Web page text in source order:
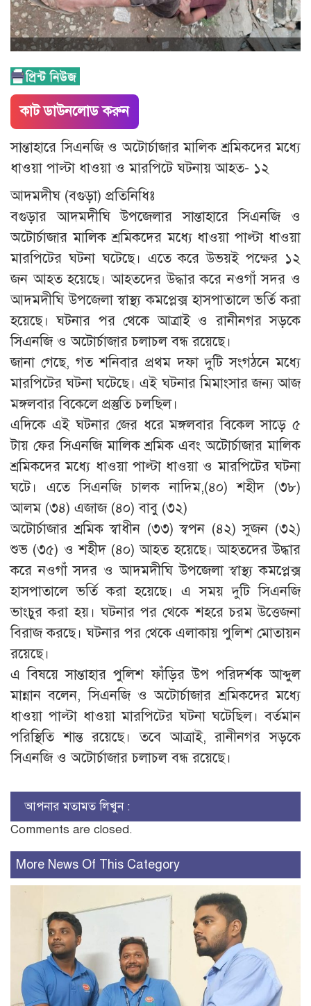
কাট ডাউনলোড করুন
সান্তাহারে সিএনজি ও অটোর্চাজার মালিক শ্রমিকদের মধ্যে
ধাওয়া পাল্টা ধাওয়া ও মারপিটে ঘটনায় আহত- ১২
আদমদীঘ (বগুড়া) প্রতিনিধিঃ
বগুড়ার আদমদীঘি উপজেলার সান্তাহারে সিএনজি ও
অটোর্চাজার মালিক শ্রমিকদের মধ্যে ধাওয়া পাল্টা ধাওয়া
মারপিটের ঘটনা ঘটেছে। এতে করে উভয়ই পক্ষের ১২
জন আহত হয়েছে। আহতদের উদ্ধার করে নওগাঁ সদর ও
আদমদীঘি উপজেলা স্বাস্থ্য কমপ্লেক্স হাসপাতালে ভর্তি করা
হয়েছে। ঘটনার পর থেকে আত্রাই ও রানীনগর সড়কে
সিএনজি ও অটোর্চাজার চলাচল বন্ধ রয়েছে।
জানা গেছে, গত শনিবার প্রথম দফা দুটি সংগঠনে মধ্যে
মারপিটের ঘটনা ঘটেছে। এই ঘটনার মিমাংসার জন্য আজ
মঙ্গলবার বিকেলে প্রস্তুতি চলছিল।
এদিকে এই ঘটনার জের ধরে মঙ্গলবার বিকেল সাড়ে ৫
টায় ফের সিএনজি মালিক শ্রমিক এবং অটোর্চাজার মালিক
শ্রমিকদের মধ্যে ধাওয়া পাল্টা ধাওয়া ও মারপিটের ঘটনা
ঘটে। এতে সিএনজি চালক নাদিম,(৪০) শহীদ (৩৮)
আলম (৩৪) এজাজ (৪০) বাবু (৩২)
অটোর্চাজার শ্রমিক স্বাধীন (৩৩) স্বপন (৪২) সুজন (৩২)
শুভ (৩৫) ও শহীদ (৪০) আহত হয়েছে। আহতদের উদ্ধার
করে নওগাঁ সদর ও আদমদীঘি উপজেলা স্বাস্থ্য কমপ্লেক্স
হাসপাতালে ভর্তি করা হয়েছে। এ সময় দুটি সিএনজি
ভাংচুর করা হয়। ঘটনার পর থেকে শহরে চরম উত্তেজনা
বিরাজ করছে। ঘটনার পর থেকে এলাকায় পুলিশ মোতায়ন
রয়েছে।
এ বিষয়ে সান্তাহার পুলিশ ফাঁড়ির উপ পরিদর্শক আব্দুল
মান্নান বলেন, সিএনজি ও অটোর্চাজার শ্রমিকদের মধ্যে
ধাওয়া পাল্টা ধাওয়া মারপিটের ঘটনা ঘটেছিল। বর্তমান
পরিস্থিতি শান্ত রয়েছে। তবে আত্রাই, রানীনগর সড়কে
সিএনজি ও অটোর্চাজার চলাচল বন্ধ রয়েছে।
আপনার মতামত লিখুন :
Comments are closed.
More News Of This Category